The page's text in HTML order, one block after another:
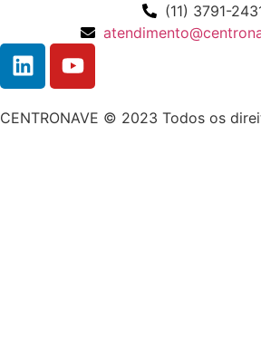
(11) 3791-
CENTRONAVE © 2023 Todos os